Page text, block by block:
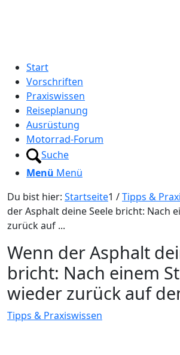
Start
Vorschriften
Praxiswissen
Reiseplanung
Ausrüstung
Motorrad-Forum
Suche
Menü Menü
Du bist hier: Startseite1 /Tipps &
der Asphalt deine Seele bricht: Nach
zurück auf ...
Wenn der Asphalt
bricht: Nach einem
wieder zurück auf
Tipps & Praxiswissen